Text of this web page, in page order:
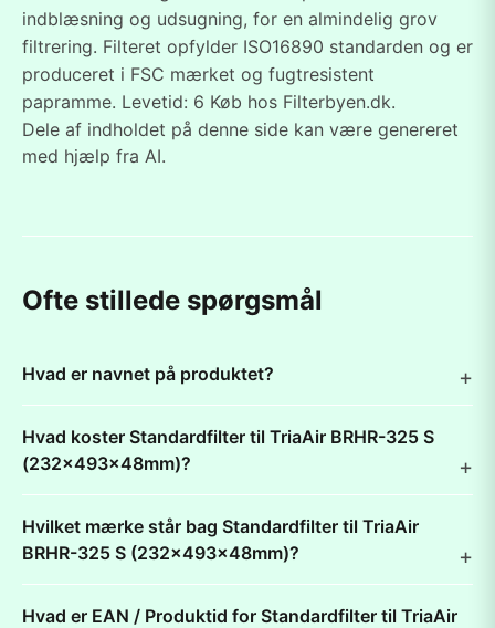
indblæsning og udsugning, for en almindelig grov
filtrering. Filteret opfylder ISO16890 standarden og er
produceret i FSC mærket og fugtresistent
papramme. Levetid: 6 Køb hos Filterbyen.dk.
Dele af indholdet på denne side kan være genereret
med hjælp fra AI.
Ofte stillede spørgsmål
Hvad er navnet på produktet?
Hvad koster Standardfilter til TriaAir BRHR-325 S
(232x493x48mm)?
Hvilket mærke står bag Standardfilter til TriaAir
BRHR-325 S (232x493x48mm)?
Hvad er EAN / Produktid for Standardfilter til TriaAir